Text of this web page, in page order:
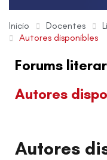
Inicio Docentes
Autores disponibles
Forums
Autores
Autores